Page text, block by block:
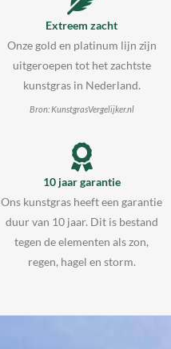
Extreem zacht
Onze gold en platinum lijn zijn
uitgeroepen tot het zachtste
kunstgras in Nederland.
Bron: KunstgrasVergelijker.nl
10 jaar garantie
Ons kunstgras heeft een garantie
duur van 10 jaar. Dit is bestand
tegen de elementen als zon,
regen, hagel en storm.